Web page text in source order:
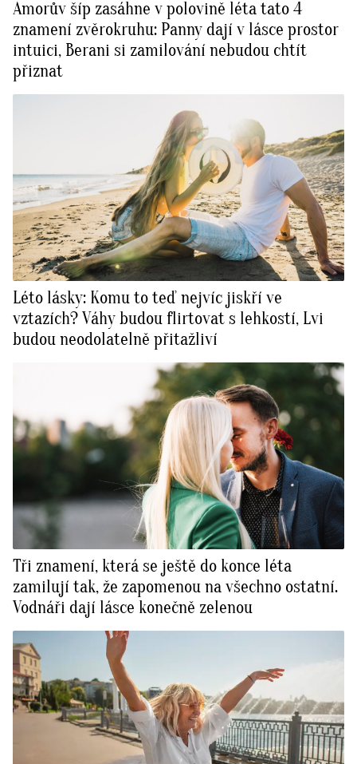
Amorův šíp zasáhne v polovině léta tato 4
znamení zvěrokruhu: Panny dají v lásce prostor
intuici, Berani si zamilování nebudou chtít
přiznat
Léto lásky: Komu to teď nejvíc jiskří ve
vztazích? Váhy budou flirtovat s lehkostí, Lvi
budou neodolatelně přitažliví
Tři znamení, která se ještě do konce léta
zamilují tak, že zapomenou na všechno ostatní.
Vodnáři dají lásce konečně zelenou